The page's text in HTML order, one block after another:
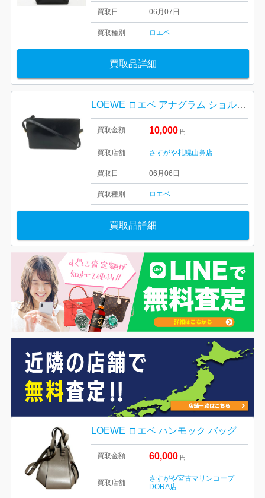
買取日 06月07日
買取種別 ロエベ
買取品詳細
LOEWE ロエベ アナグラム ショルダーバッグ ネイビー レザー
買取金額 10,000 円
買取店舗 さすがや札幌山鼻店
買取日 06月06日
買取種別 ロエベ
買取品詳細
LOEWE ロエベ ハンモック バッグ
買取金額 60,000 円
買取店舗
さすがや宮古マリンコープ
DORA店